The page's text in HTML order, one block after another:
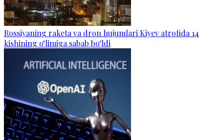
Rossiyaning raketa va dron hujumlari Kiyev atrofida 14
kishining o‘limiga sabab bo‘ldi